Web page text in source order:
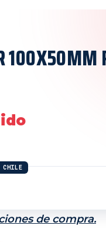
100X50MM
de compra.